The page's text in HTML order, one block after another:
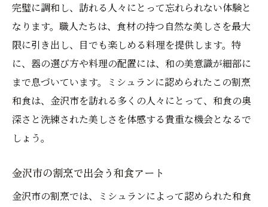
完璧に調和し、訪れる人々にとって忘れられない体験と
なります。職人たちは、食材の持つ自然な美しさを最大
限に引き出し、目でも楽しめる料理を提供します。特
に、器の選び方や料理の配置には、和の美意識が細部に
まで息づいています。ミシュランに認められたこの割烹
和食は、金沢市を訪れる多くの人々にとって、和食の奥
深さと洗練された美しさを体感する貴重な機会となるで
しょう。
金沢市の割烹で出会う和食アート
金沢市の割烹では、ミシュランによって認められた和食